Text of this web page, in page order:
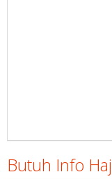
Butuh Info